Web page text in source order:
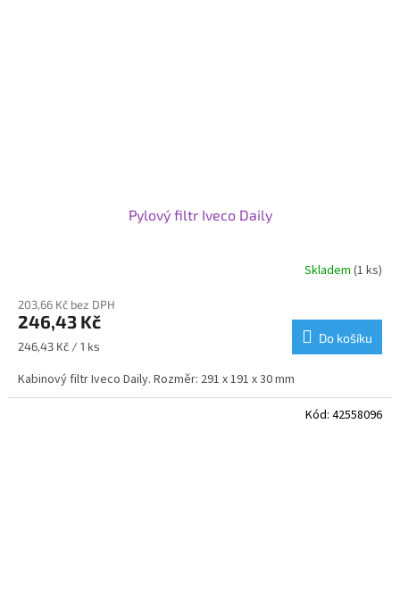
Pylový filtr Iveco Daily
Skladem (1 ks)
203,66 Kč bez DPH
246,43 Kč
Měrná
246,43 Kč / 1 ks
Do košíku
Kabinový filtr Iveco Daily. Rozměr: 291 x 191 x 30 mm
Kód: 42558096